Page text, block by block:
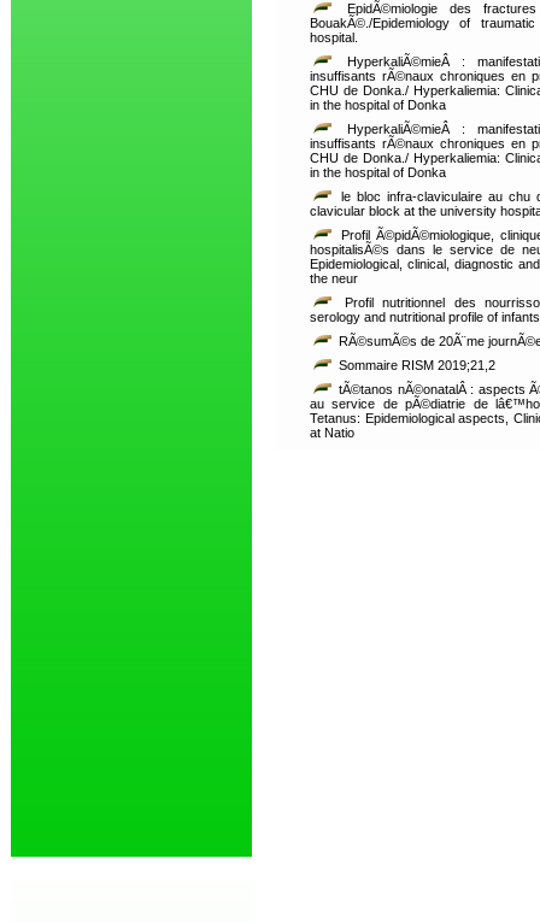
EpidÃ©miologie des
BouakÃ©./Epidemiology of
hospital.
HyperkaliÃ©mieÂ :
insuffisants rÃ©naux chroniques en
CHU de Donka./ Hyperkaliemia:
in the hospital of Donka
HyperkaliÃ©mieÂ :
insuffisants rÃ©naux chroniques en
CHU de Donka./ Hyperkaliemia:
in the hospital of Donka
le bloc infra-claviculaire au chu
clavicular block at the university
Profil Ã©pidÃ©miologique,
hospitalisÃ©s dans le service de
Epidemiological, clinical, diagnostic
the neur
Profil nutritionnel des
serology and nutritional profile of
RÃ©sumÃ©s de 20Ã¨me
Sommaire RISM 2019;21,2
tÃ©tanos nÃ©onatalÂ : aspects
au service de pÃ©diatrie de
Tetanus: Epidemiological aspects,
at Natio